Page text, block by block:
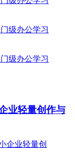
业轻量创作与